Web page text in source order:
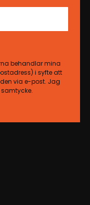
behandlar mina
i syfte att
via e-post. Jag